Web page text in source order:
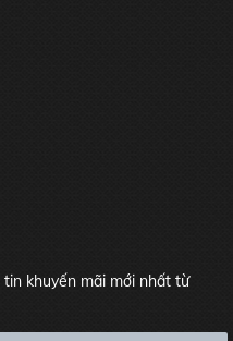
khuyến mãi mới nhất từ